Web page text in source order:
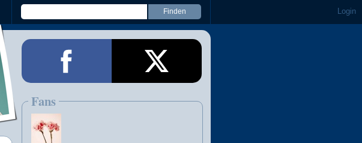
Login
Fans